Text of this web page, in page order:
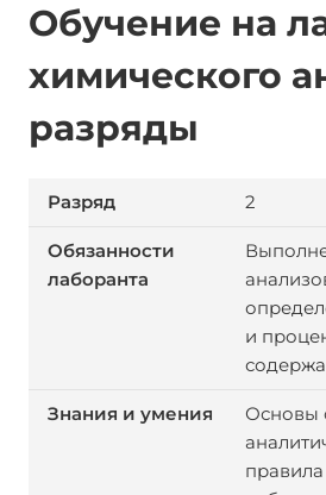
Обучение на
химического
разряды
2
и
Основы